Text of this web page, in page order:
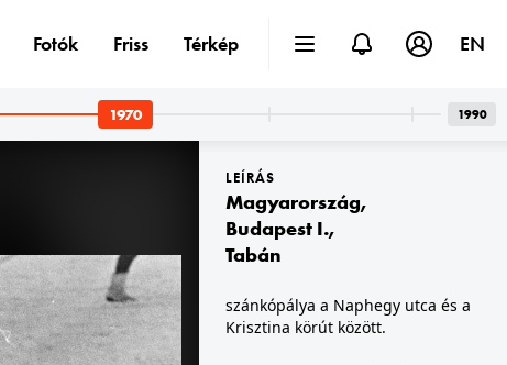
1970 · Budapest V.
(Párisi) utca 4.
1970 · Budapest XIII.
Váci út a Föveny utca és a Fiastyúk (Thälmann) utca között. A felvétel az Elzett Fémlemezipari Művek (FLIM) Zár- és Lakatgyár előtt készült. Háttérben a Csavargyár épületei.
LEÍRÁS
Magyarország,
Budapest I.,
Tabán
szánkópálya a Naphegy utca és a
Krisztina körút között.
Fotók Friss Térkép EN
1990
1970